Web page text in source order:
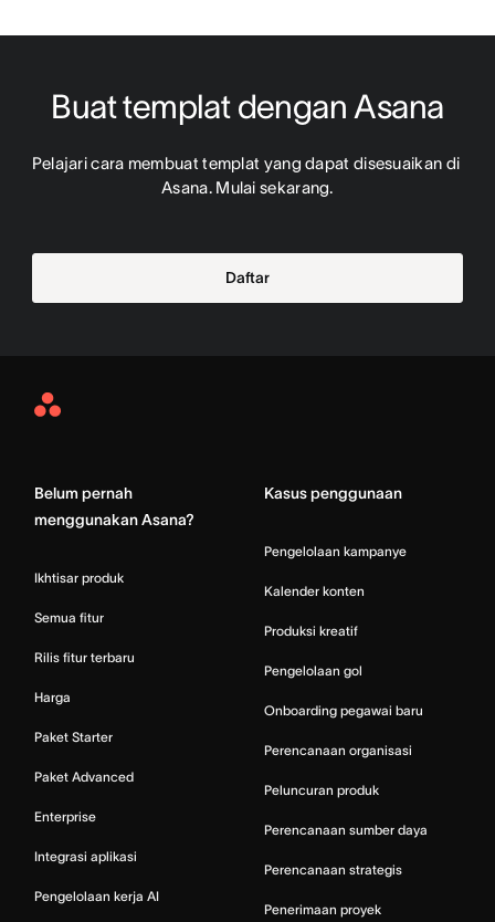
Buat templat dengan Asana
Pelajari cara membuat templat yang dapat disesuaikan di
Asana. Mulai sekarang.
Daftar
Asana
Belum pernah
menggunakan Asana?
Ikhtisar produk
Semua fitur
Rilis fitur terbaru
Harga
Paket Starter
Paket Advanced
Enterprise
Integrasi aplikasi
Pengelolaan kerja AI
Kasus penggunaan
Pengelolaan kampanye
Kalender konten
Produksi kreatif
Pengelolaan gol
Onboarding pegawai baru
Perencanaan organisasi
Peluncuran produk
Perencanaan sumber daya
Perencanaan strategis
Penerimaan proyek